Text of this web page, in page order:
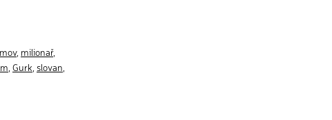
, milionař,
Gurk slovan